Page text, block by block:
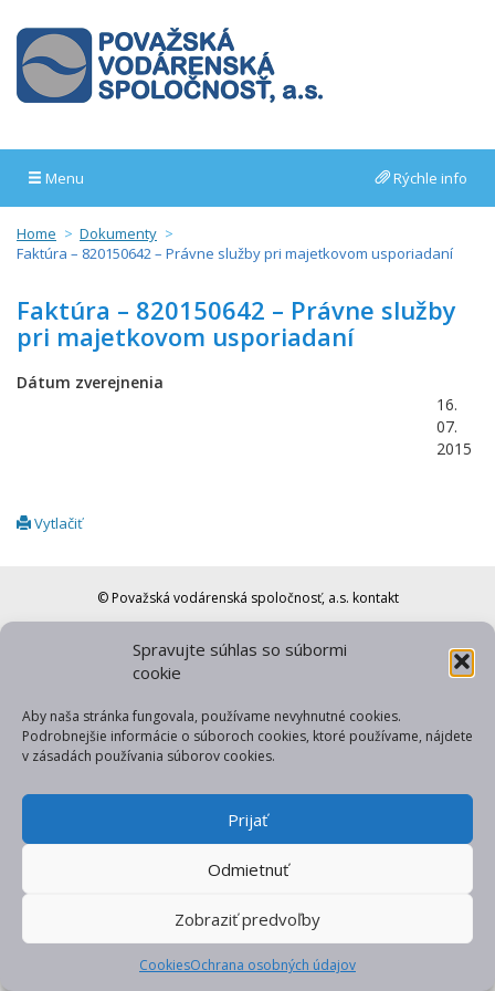
Spravujte súhlas so súbormi
cookie
Aby naša stránka fungovala, používame nevyhnutné cookies.
Podrobnejšie informácie o súboroch cookies, ktoré používame, nájdete
v zásadách používania súborov cookies.
Prijať
Odmietnuť
Zobraziť predvoľby
CookiesOchrana osobných údajov
Menu Rýchle info
Home
Dokumenty
Faktúra – 820150642 – Právne služby pri majetkovom usporiadaní
Faktúra – 820150642 – Právne služby
pri majetkovom usporiadaní
Dátum zverejnenia
16.
07.
2015
Vytlačiť
© Považská vodárenská spoločnosť, a.s. kontakt